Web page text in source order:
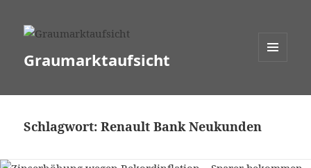
Graumarktaufsicht
Schlagwort:Renault Bank Neukunden